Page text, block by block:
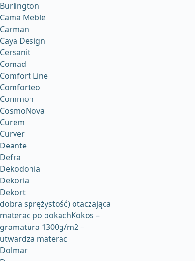
Burlington
Cama Meble
Carmani
Caya Design
Cersanit
Comad
Comfort Line
Comforteo
Common
CosmoNova
Curem
Curver
Deante
Defra
Dekodonia
Dekoria
Dekort
dobra sprężystość) otaczająca
materac po bokachKokos –
gramatura 1300g/m2 –
utwardza materac
Dolmar